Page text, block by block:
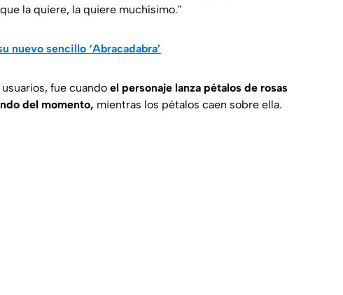
la quiere, la quiere muchísimo."
nuevo sencillo ‘Abracadabra’
fue cuando el personaje lanza pétalos de rosas
del momento, mientras los pétalos caen sobre ella.